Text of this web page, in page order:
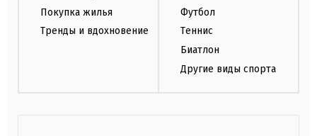
Покупка жилья
Тренды и вдохновение
Футбол
Теннис
Биатлон
Другие виды спорта